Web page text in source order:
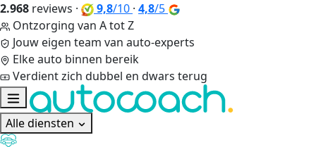
2.968 reviews · 9,8/10 · 4,8/5
Ontzorging van A tot Z
Jouw eigen team van auto-experts
Elke auto binnen bereik
Verdient zich dubbel en dwars terug
Alle diensten